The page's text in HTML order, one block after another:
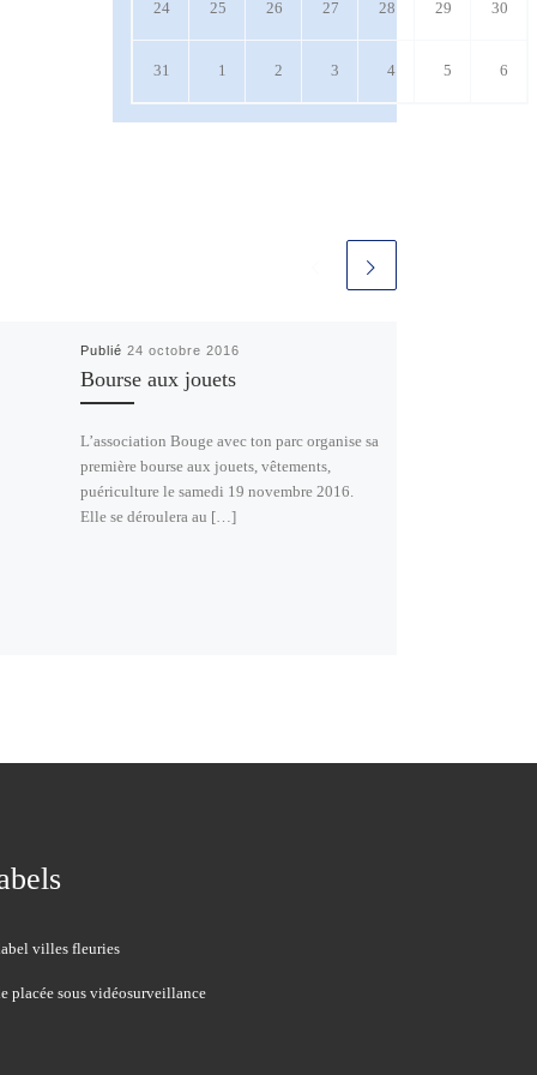
Publié 24 octobre 2016
Bourse aux jouets
L’association Bouge avec ton parc organise sa
première bourse aux jouets, vêtements,
puériculture le samedi 19 novembre 2016.
Elle se déroulera au […]
2424 août 2026
2525 août 2026
2626 août 2026
2727 août 2026
2828 août 2026
2929 août 2026
3030
31 31 août 2026
1 1 septembre 2026
22 septembre 2026
33 septembre 2026
44 septembre 2026
55 septembre
66
placée sous vidéosurveillance